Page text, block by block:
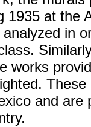
1935 at the
in
works
and